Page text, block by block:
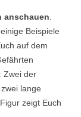
anschauen.
Beispiele
auf dem
Zwei der
lange
zeigt Euch